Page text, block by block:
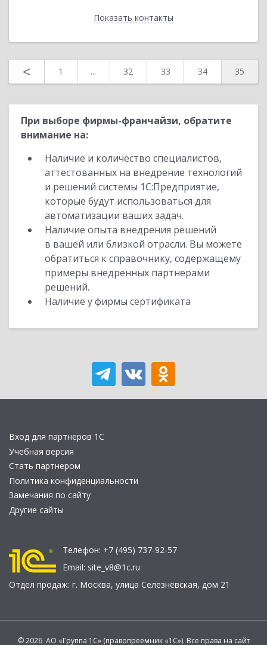
Показать контакты
< 1 ... 32 33 34 35
При выборе фирмы-франчайзи, обратите
внимание на:
Наличие и количество специалистов,
аттестованных на внедрение технологий
и решений системы 1С:Предприятие,
которые будут использоваться для
автоматизации ваших задач.
Наличие опыта внедрения решений
в вашей или близкой отрасли. Вы можете
обратиться к справочнику, содержащему
примеры внедренных партнерами
решений.
Наличие у фирмы сертификата
Вход для партнеров 1С
Учебная версия
Стать партнером
Политика конфиденциальности
Замечания по сайту
Другие сайты
Телефон: +7 (495) 737-92-57
Email: site_v8@1c.ru
Отдел продаж: г. Москва, улица Селезнёвская, дом 21
© 2026 АО «Группа 1С» (правопреемник «1С»). Все права на сайт